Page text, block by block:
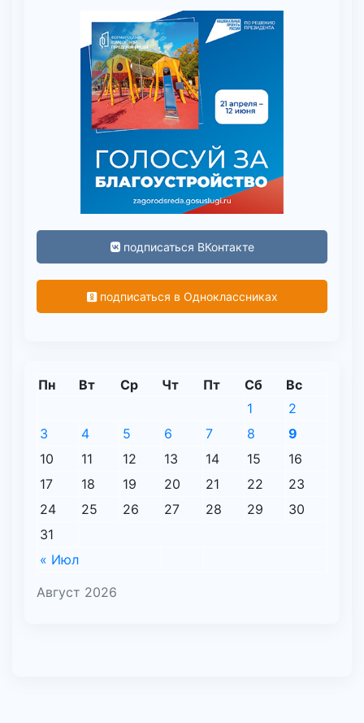
подписаться ВКонтакте
подписаться в Одноклассниках
Август 2026
Пн Вт Ср Чт Пт Сб Вс
« Июл
1
2
3
4 5 6 7 8
9
10
11 12 13 14 15
16
17
18 19 20 21 22
23
24
25 26 27 28 29
30
31